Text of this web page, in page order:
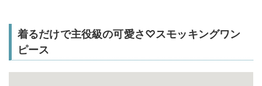
着るだけで主役級の可愛さ♡スモッキングワン
ピース